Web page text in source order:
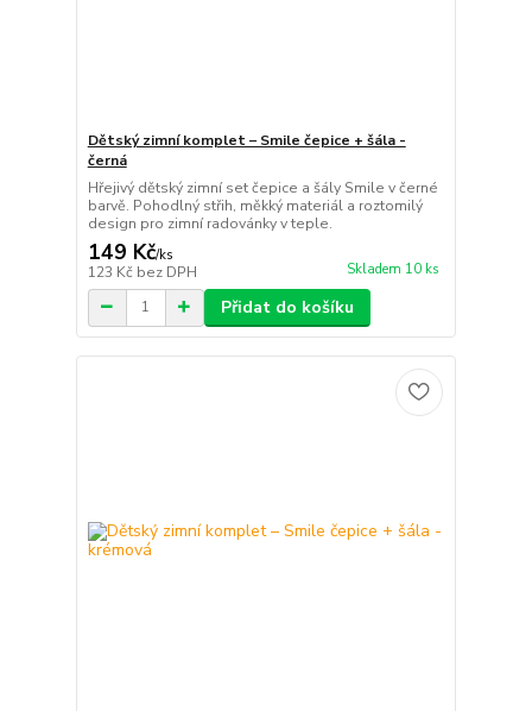
Dětský zimní komplet – Smile čepice + šála -
černá
Hřejivý dětský zimní set čepice a šály Smile v černé
barvě. Pohodlný střih, měkký materiál a roztomilý
design pro zimní radovánky v teple.
149 Kč/ks
123 Kč bez DPH Skladem 10 ks
Přidat do košíku